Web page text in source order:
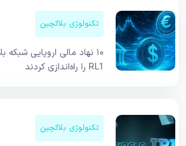
تکنولوژی بلاکچین
۱۰ نهاد مالی اروپایی
RL1 را راه‌اندازی کردند
تکنولوژی بلاکچین